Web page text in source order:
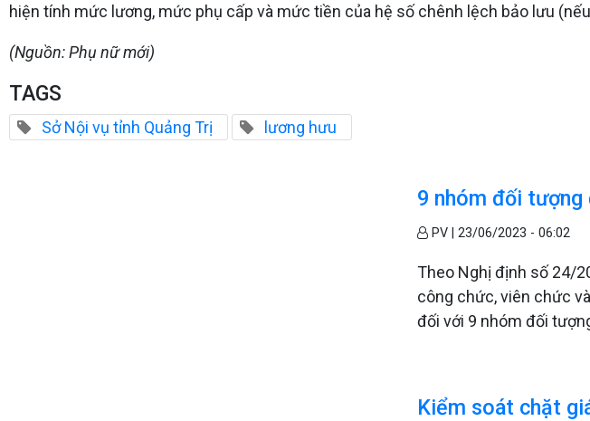
hiện tính mức lương, mức phụ cấp và mức tiền của hệ số chênh lệch bảo lưu
(Nguồn: Phụ nữ mới)
TAGS
Sở Nội vụ tỉnh Quảng Trị lương hưu
9 nhóm đối
PV |23/06/2023 - 06:02
Theo Nghị định số 24/
công chức, viên chức
đối với 9 nhóm đối
Kiểm soát chặt